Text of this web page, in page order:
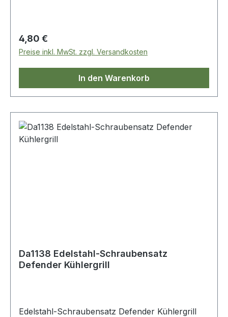
Regulärer Preis:
4,80 €
Preise inkl. MwSt. zzgl. Versandkosten
In den Warenkorb
Da1138 Edelstahl-Schraubensatz
Defender Kühlergrill
Edelstahl-Schraubensatz Defender Kühlergrill